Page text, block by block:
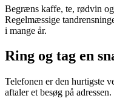
Begræns kaffe, te, rødvin
Regelmæssige
i mange år.
Ring og tag en
Telefonen er den hurtigste
aftaler et besøg på adressen.